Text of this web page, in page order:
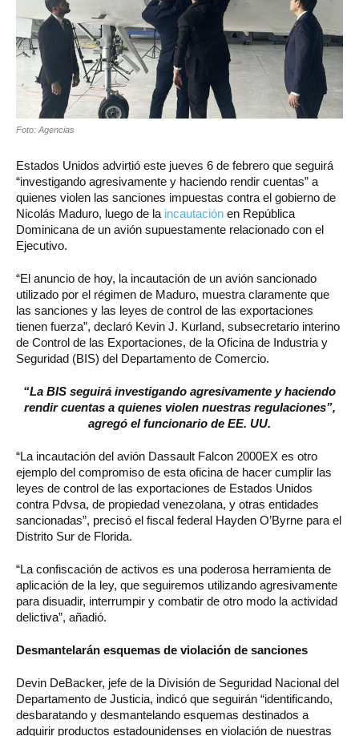
Foto: Agencias
Estados Unidos advirtió este jueves 6 de febrero que seguirá
“investigando agresivamente y haciendo rendir cuentas” a
quienes violen las sanciones impuestas contra el gobierno de
Nicolás Maduro, luego de la incautación en República
Dominicana de un avión supuestamente relacionado con el
Ejecutivo.
“El anuncio de hoy, la incautación de un avión sancionado
utilizado por el régimen de Maduro, muestra claramente que
las sanciones y las leyes de control de las exportaciones
tienen fuerza”, declaró Kevin J. Kurland, subsecretario interino
de Control de las Exportaciones, de la Oficina de Industria y
Seguridad (BIS) del Departamento de Comercio.
“La BIS seguirá investigando agresivamente y haciendo
rendir cuentas a quienes violen nuestras regulaciones”,
agregó el funcionario de EE. UU.
“La incautación del avión Dassault Falcon 2000EX es otro
ejemplo del compromiso de esta oficina de hacer cumplir las
leyes de control de las exportaciones de Estados Unidos
contra Pdvsa, de propiedad venezolana, y otras entidades
sancionadas”, precisó el fiscal federal Hayden O’Byrne para el
Distrito Sur de Florida.
“La confiscación de activos es una poderosa herramienta de
aplicación de la ley, que seguiremos utilizando agresivamente
para disuadir, interrumpir y combatir de otro modo la actividad
delictiva”, añadió.
Desmantelarán esquemas de violación de sanciones
Devin DeBacker, jefe de la División de Seguridad Nacional del
Departamento de Justicia, indicó que seguirán “identificando,
desbaratando y desmantelando esquemas destinados a
adquirir productos estadounidenses en violación de nuestras